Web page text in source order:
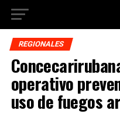
REGIONALES
operativo
uso de fuegos